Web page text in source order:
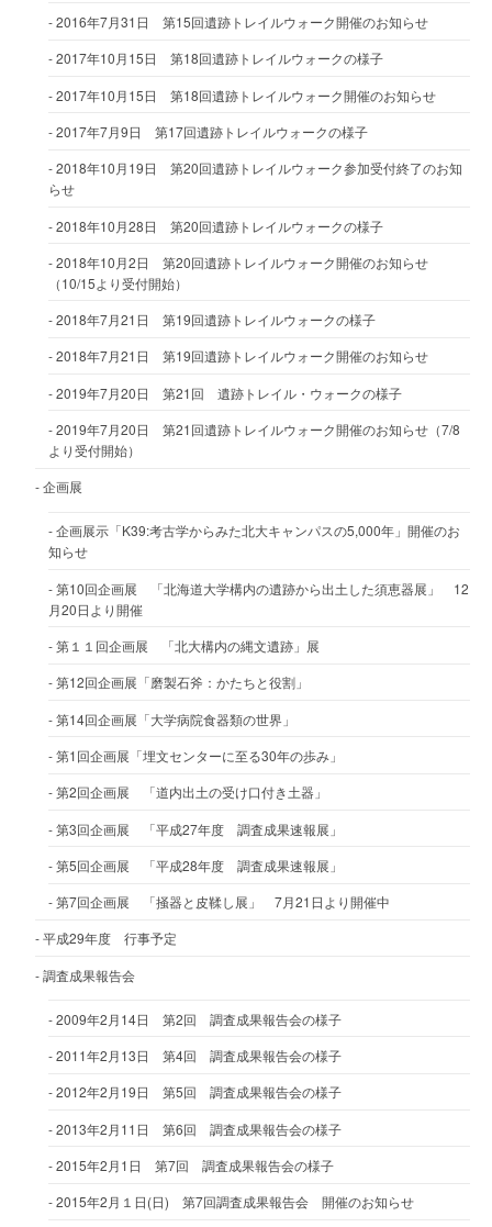
2016年7月31日 第15回遺跡トレイルウォーク開催のお知らせ
2017年10月15日 第18回遺跡トレイルウォークの様子
2017年10月15日 第18回遺跡トレイルウォーク開催のお知らせ
2017年7月9日 第17回遺跡トレイルウォークの様子
2018年10月19日 第20回遺跡トレイルウォーク参加受付終了のお知
らせ
2018年10月28日 第20回遺跡トレイルウォークの様子
2018年10月2日 第20回遺跡トレイルウォーク開催のお知らせ
（10/15より受付開始）
2018年7月21日 第19回遺跡トレイルウォークの様子
2018年7月21日 第19回遺跡トレイルウォーク開催のお知らせ
2019年7月20日 第21回 遺跡トレイル・ウォークの様子
2019年7月20日 第21回遺跡トレイルウォーク開催のお知らせ（7/8
より受付開始）
企画展
企画展示「K39:考古学からみた北大キャンパスの5,000年」開催のお
知らせ
第10回企画展 「北海道大学構内の遺跡から出土した須恵器展」 12
月20日より開催
第１１回企画展 「北大構内の縄文遺跡」展
第12回企画展「磨製石斧：かたちと役割」
第14回企画展「大学病院食器類の世界」
第1回企画展「埋文センターに至る30年の歩み」
第2回企画展 「道内出土の受け口付き土器」
第3回企画展 「平成27年度 調査成果速報展」
第5回企画展 「平成28年度 調査成果速報展」
第7回企画展 「掻器と皮鞣し展」 7月21日より開催中
平成29年度 行事予定
調査成果報告会
2009年2月14日 第2回 調査成果報告会の様子
2011年2月13日 第4回 調査成果報告会の様子
2012年2月19日 第5回 調査成果報告会の様子
2013年2月11日 第6回 調査成果報告会の様子
2015年2月1日 第7回 調査成果報告会の様子
2015年2月１日(日) 第7回調査成果報告会 開催のお知らせ